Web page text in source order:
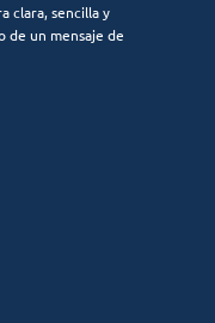
clara, sencilla y
de un mensaje de